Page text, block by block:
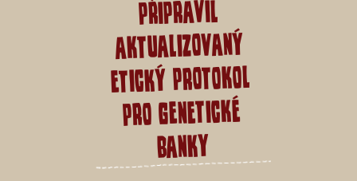
připravil
aktualizovaný
etický protokol
pro genetické
banky